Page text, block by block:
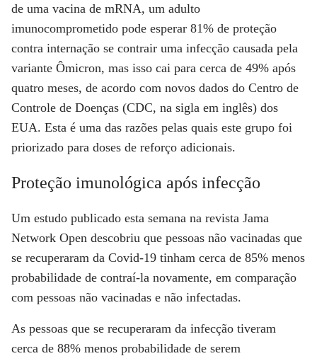
de uma vacina de mRNA, um adulto
imunocomprometido pode esperar 81% de proteção
contra internação se contrair uma infecção causada pela
variante Ômicron, mas isso cai para cerca de 49% após
quatro meses, de acordo com novos dados do Centro de
Controle de Doenças (CDC, na sigla em inglês) dos
EUA. Esta é uma das razões pelas quais este grupo foi
priorizado para doses de reforço adicionais.
Proteção imunológica após infecção
Um estudo publicado esta semana na revista Jama
Network Open descobriu que pessoas não vacinadas que
se recuperaram da Covid-19 tinham cerca de 85% menos
probabilidade de contraí-la novamente, em comparação
com pessoas não vacinadas e não infectadas.
As pessoas que se recuperaram da infecção tiveram
cerca de 88% menos probabilidade de serem